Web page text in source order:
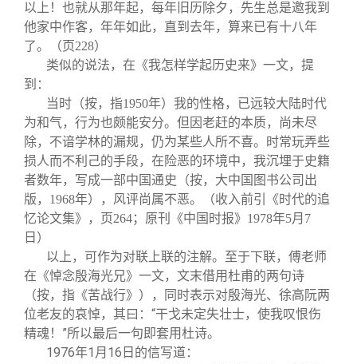
以上！也就从那年起，每年旧历除夕，先生总是邀我到
他家中作客，年年如此，直到去年，算来已有十八年
了。（页228）
类似的说法，在《我怎样学起历史来》一文，提
到：
当时（按，指1950年）我的性格，已远较大陆时代
为和气，行为也颇能安分。但因老赶的本质，尚未尽
除，不谙学林的漏规，仍为某些人所不喜。时常玩弄些
损人而不利己的手段，在险恶的环境中，我沉埋于史籍
者数年，写成一部中国通史（按，大中国图书公司出
版，1968年），风评尚属不恶。（收入前引《时代的追
忆论文集》，页264；原刊《中国时报》1978年5月7
日）
以上，可作为对联上联的注解。至于下联，傅老师
在《悼念殷海光兄》一文，文末借用杜甫的两句诗
（按，指《苦战行》），同时表示对殷海光、徐高阮两
位老友的哀悼，其曰：“干戈未定失壮士，使我叹恨伤
精魂！”所以最后一句即套用杜诗。
1976年1月16日的信写道：